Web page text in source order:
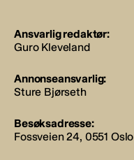
Ansvarlig redaktør:
Guro Kleveland
Annonseansvarlig:
Sture Bjørseth
Besøksadresse:
Fossveien 24, 0551 Oslo